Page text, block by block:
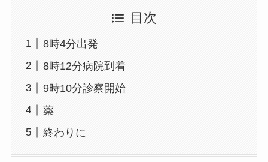
目次
8時4分出発
8時12分病院到着
9時10分診察開始
薬
終わりに